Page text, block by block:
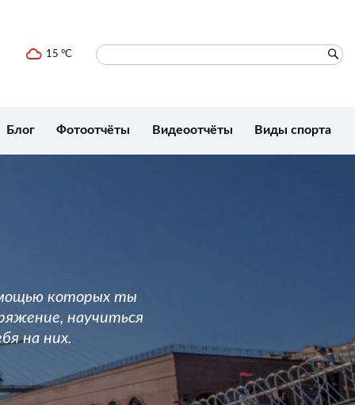
15 °C
Блог Фотоотчёты Видеоотчёты Виды спорта
которых ты
научиться
на них.